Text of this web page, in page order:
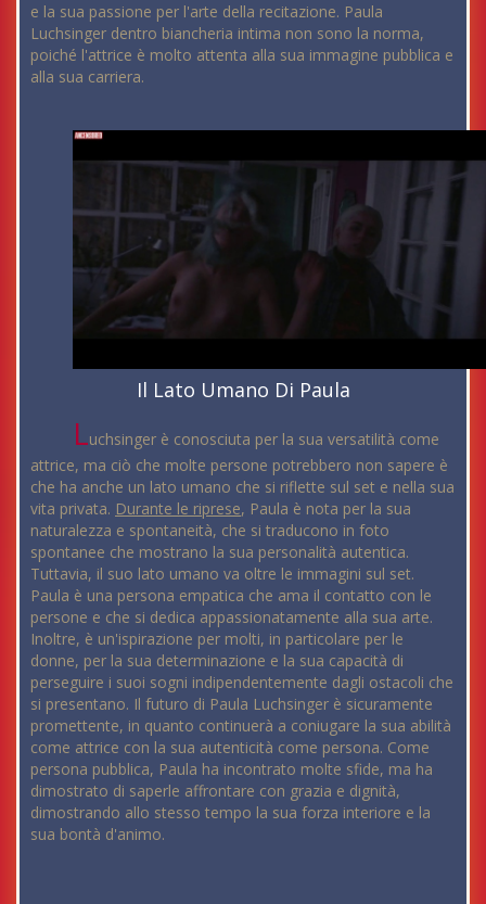
e la sua passione per l'arte della recitazione. Paula
Luchsinger dentro biancheria intima non sono la norma,
poiché l'attrice è molto attenta alla sua immagine pubblica e
alla sua carriera.
Il Lato Umano Di Paula
Luchsinger è conosciuta per la sua versatilità come
attrice, ma ciò che molte persone potrebbero non sapere è
che ha anche un lato umano che si riflette sul set e nella sua
vita privata. Durante le riprese, Paula è nota per la sua
naturalezza e spontaneità, che si traducono in foto
spontanee che mostrano la sua personalità autentica.
Tuttavia, il suo lato umano va oltre le immagini sul set.
Paula è una persona empatica che ama il contatto con le
persone e che si dedica appassionatamente alla sua arte.
Inoltre, è un'ispirazione per molti, in particolare per le
donne, per la sua determinazione e la sua capacità di
perseguire i suoi sogni indipendentemente dagli ostacoli che
si presentano. Il futuro di Paula Luchsinger è sicuramente
promettente, in quanto continuerà a coniugare la sua abilità
come attrice con la sua autenticità come persona. Come
persona pubblica, Paula ha incontrato molte sfide, ma ha
dimostrato di saperle affrontare con grazia e dignità,
dimostrando allo stesso tempo la sua forza interiore e la
sua bontà d'animo.